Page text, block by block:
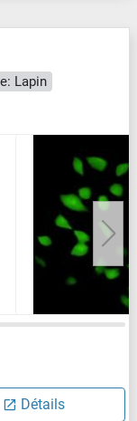
Lapin
Détails